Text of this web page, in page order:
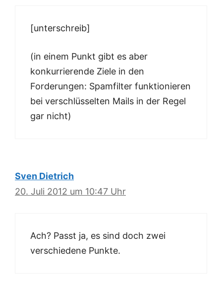
[unterschreib]
(in einem Punkt gibt es aber
konkurrierende Ziele in den
Forderungen: Spamfilter funktionieren
bei verschlüsselten Mails in der Regel
gar nicht)
Sven Dietrich
20. Juli 2012 um 10:47 Uhr
Ach? Passt ja, es sind doch zwei
verschiedene Punkte.